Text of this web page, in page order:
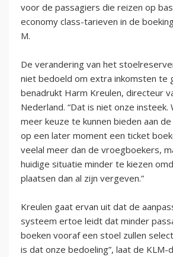
voor de passagiers die reizen op
economy class-tarieven in de
M.
De verandering van het
niet bedoeld om extra inkomsten te
benadrukt Harm Kreulen, directeur
Nederland. “Dat is niet onze insteek.
meer keuze te kunnen bieden aan
op een later moment een ticket
veelal meer dan de vroegboekers,
huidige situatie minder te kiezen
plaatsen dan al zijn vergeven.”
Kreulen gaat ervan uit dat de
systeem ertoe leidt dat minder
boeken vooraf een stoel zullen
is dat onze bedoeling”, laat de KLM-